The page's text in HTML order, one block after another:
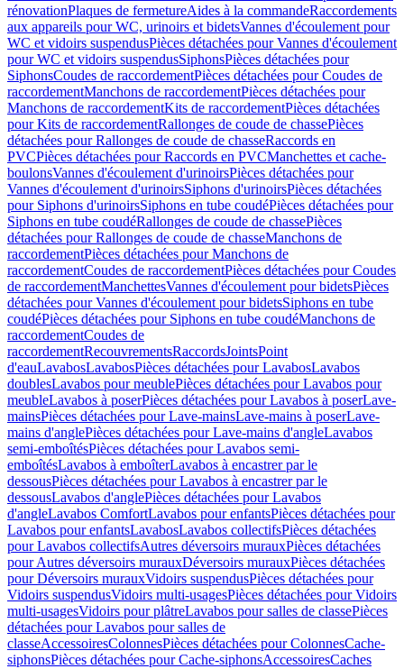
rénovationPlaques de fermetureAides à la commandeRaccordements
aux appareils pour WC, urinoirs et bidetsVannes d'écoulement pour
WC et vidoirs suspendusPièces détachées pour Vannes d'écoulement
pour WC et vidoirs suspendusSiphonsPièces détachées pour
SiphonsCoudes de raccordementPièces détachées pour Coudes de
raccordementManchons de raccordementPièces détachées pour
Manchons de raccordementKits de raccordementPièces détachées
pour Kits de raccordementRallonges de coude de chassePièces
détachées pour Rallonges de coude de chasseRaccords en
PVCPièces détachées pour Raccords en PVCManchettes et cache-
boulonsVannes d'écoulement d'urinoirsPièces détachées pour
Vannes d'écoulement d'urinoirsSiphons d'urinoirsPièces détachées
pour Siphons d'urinoirsSiphons en tube coudéPièces détachées pour
Siphons en tube coudéRallonges de coude de chassePièces
détachées pour Rallonges de coude de chasseManchons de
raccordementPièces détachées pour Manchons de
raccordementCoudes de raccordementPièces détachées pour Coudes
de raccordementManchettesVannes d'écoulement pour bidetsPièces
détachées pour Vannes d'écoulement pour bidetsSiphons en tube
coudéPièces détachées pour Siphons en tube coudéManchons de
raccordementCoudes de
raccordementRecouvrementsRaccordsJointsPoint
d'eauLavabosLavabosPièces détachées pour LavabosLavabos
doublesLavabos pour meublePièces détachées pour Lavabos pour
meubleLavabos à poserPièces détachées pour Lavabos à poserLave-
mainsPièces détachées pour Lave-mainsLave-mains à poserLave-
mains d'anglePièces détachées pour Lave-mains d'angleLavabos
semi-emboîtésPièces détachées pour Lavabos semi-
emboîtésLavabos à emboîterLavabos à encastrer par le
dessousPièces détachées pour Lavabos à encastrer par le
dessousLavabos d'anglePièces détachées pour Lavabos
d'angleLavabos ComfortLavabos pour enfantsPièces détachées pour
Lavabos pour enfantsLavabosLavabos collectifsPièces détachées
pour Lavabos collectifsAutres déversoirs murauxPièces détachées
pour Autres déversoirs murauxDéversoirs murauxPièces détachées
pour Déversoirs murauxVidoirs suspendusPièces détachées pour
Vidoirs suspendusVidoirs multi-usagesPièces détachées pour Vidoirs
multi-usagesVidoirs pour plâtreLavabos pour salles de classePièces
détachées pour Lavabos pour salles de
classeAccessoiresColonnesPièces détachées pour ColonnesCache-
siphonsPièces détachées pour Cache-siphonsAccessoiresCaches